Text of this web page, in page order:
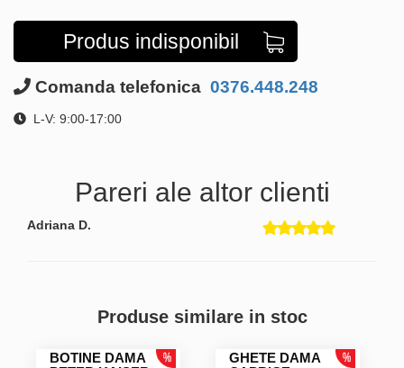
Produs indisponibil
Comanda telefonica 0376.448.248
L-V: 9:00-17:00
Pareri ale altor clienti
Adriana D.
Produse similare in stoc
BOTINE DAMA
GHETE DAMA